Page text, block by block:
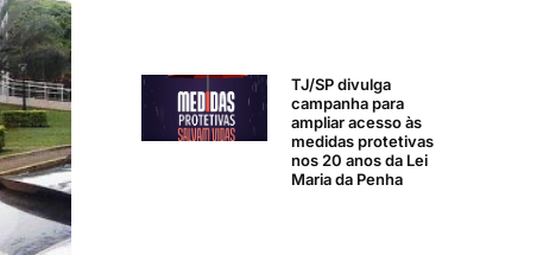
TJ/SP divulga
campanha para
ampliar acesso às
medidas protetivas
nos 20 anos da Lei
Maria da Penha